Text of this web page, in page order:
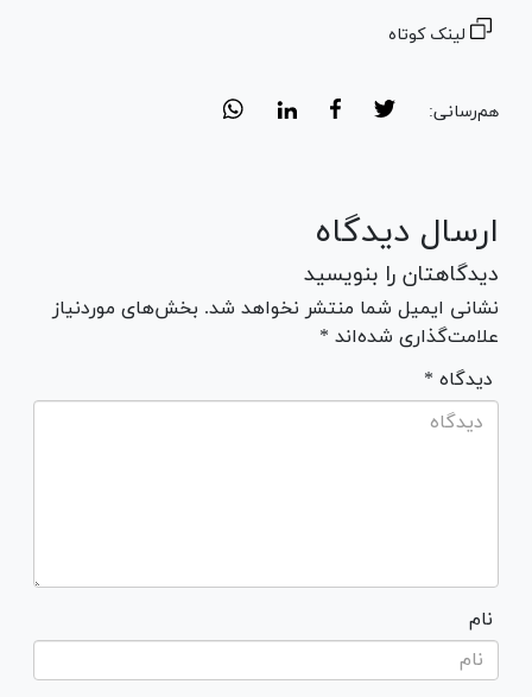
لینک کوتاه
هم‌رسانی:
ارسال دیدگاه
دیدگاهتان را بنویسید
نشانی ایمیل شما منتشر نخواهد شد. بخش‌های موردنیاز
علامت‌گذاری شده‌اند *
* دیدگاه
نام